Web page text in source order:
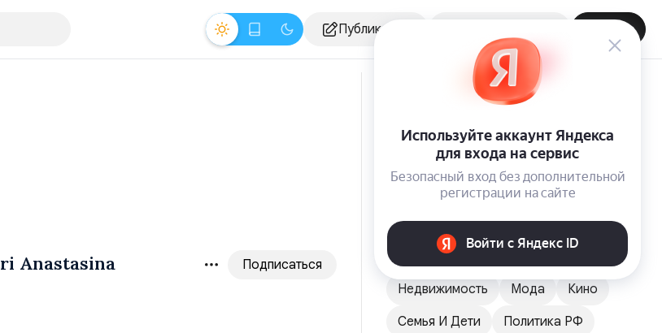
Публикация
Anastasina Подписаться
О чём пишет канал
Бизнес Маркетинг
Общество
Увлечения И Досуг
Технологии
Мой Бизнес
Персоны
Здоровье
Эстрада
Культура
Спорт
Недвижимость
Мода
Кино
Семья И Дети
Политика РФ